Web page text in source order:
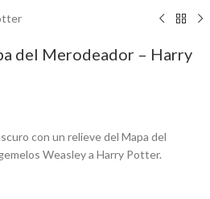
del Merodeador – Harry
con un relieve del Mapa del
Weasley a Harry Potter.